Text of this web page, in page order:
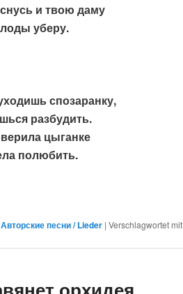
и твою даму
уберу.
спозаранку,
разбудить.
цыганке
полюбить.
Авторские песни / Lieder | Verschlagwortet mit